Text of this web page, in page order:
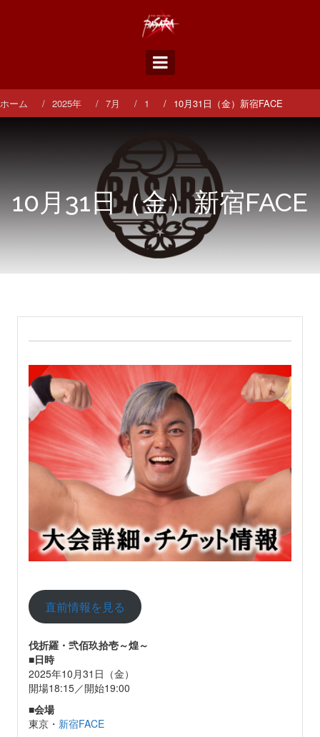
ス
キ
ッ
ホーム 2025年 7月 1 10月31日（金）新宿FACE
10月31日（金）新宿FACE
直前情報を見る
伐折羅・弐佰玖拾壱～煌～
■日時
2025年10月31日（金）
開場18:15／開始19:00
■会場
東京・ 新宿FACE